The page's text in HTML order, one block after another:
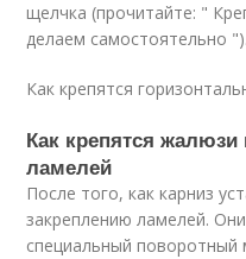
щелчка (прочитайте: "
делаем самостоятельно ").
Как крепятся
Как крепятся жалюзи
ламелей
После того, как карниз
закреплению ламелей.
специальный поворотный